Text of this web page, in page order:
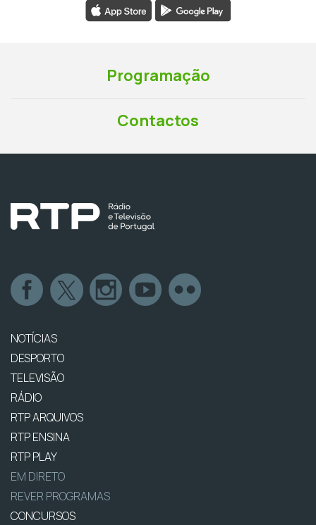
Programação
Contactos
NOTÍCIAS
DESPORTO
TELEVISÃO
RÁDIO
RTP ARQUIVOS
RTP ENSINA
RTP PLAY
EM DIRETO
REVER PROGRAMAS
CONCURSOS